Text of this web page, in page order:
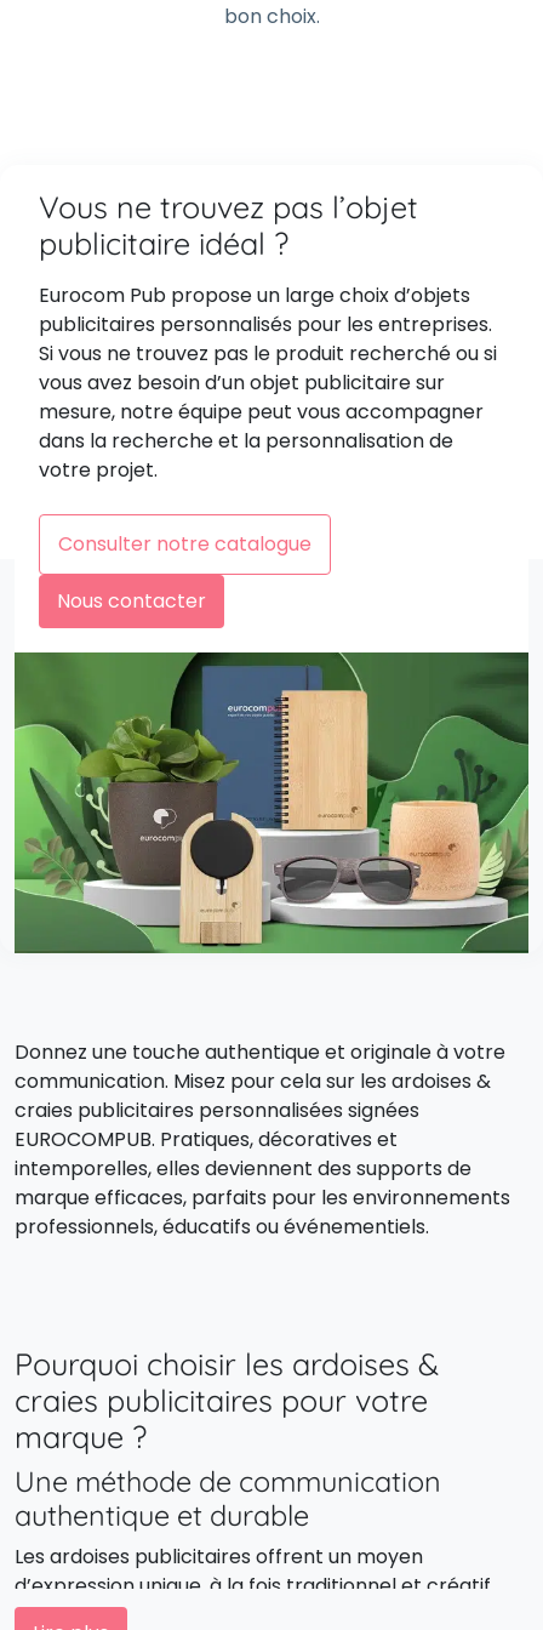
bon choix.
Vous ne trouvez pas l’objet
publicitaire idéal ?
Eurocom Pub propose un large choix d’objets
publicitaires personnalisés pour les entreprises.
Si vous ne trouvez pas le produit recherché ou si
vous avez besoin d’un objet publicitaire sur
mesure, notre équipe peut vous accompagner
dans la recherche et la personnalisation de
votre projet.
Consulter notre catalogue
Nous contacter
Donnez une touche authentique et originale à votre
communication. Misez pour cela sur les ardoises &
craies publicitaires personnalisées signées
EUROCOMPUB. Pratiques, décoratives et
intemporelles, elles deviennent des supports de
marque efficaces, parfaits pour les environnements
professionnels, éducatifs ou événementiels.
Pourquoi choisir les ardoises &
craies publicitaires pour votre
marque ?
Une méthode de communication
authentique et durable
Les ardoises publicitaires offrent un moyen
d’expression unique, à la fois traditionnel et créatif.
Elles évoquent la nostalgie de l’écriture à la main tout